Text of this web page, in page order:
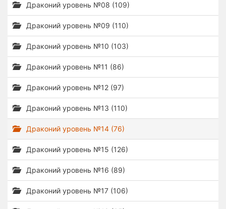
Драконий уровень №08 (109)
Драконий уровень №09 (110)
Драконий уровень №10 (103)
Драконий уровень №11 (86)
Драконий уровень №12 (97)
Драконий уровень №13 (110)
Драконий уровень №14 (76)
Драконий уровень №15 (126)
Драконий уровень №16 (89)
Драконий уровень №17 (106)